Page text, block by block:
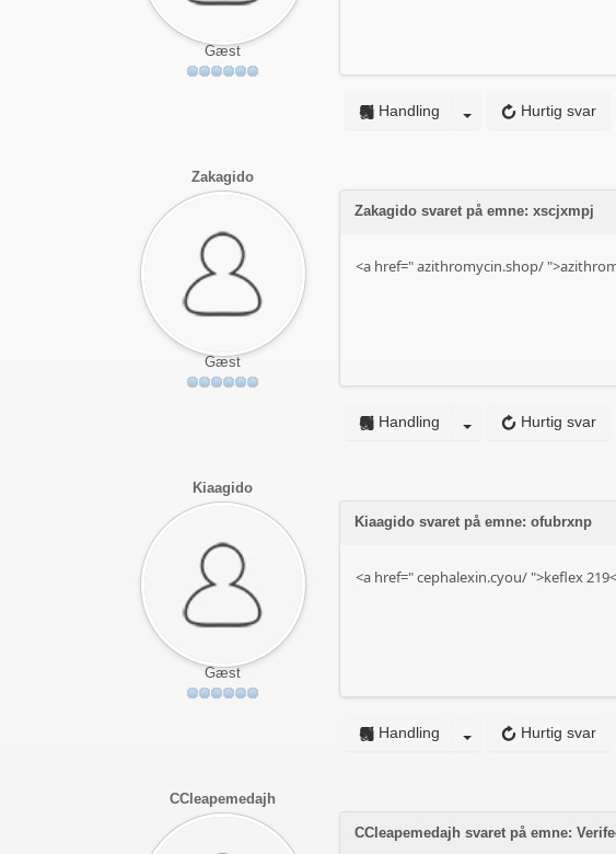
Gæst
Hurtig svar
Handling
Zakagido
Gæst
Zakagido svaret på emne: xscjxmpj
<a href="azithromycin.shop/
Hurtig svar
Handling
Kiaagido
Gæst
Kiaagido svaret på emne: ofubrxnp
<a href="cephalexin.cyou/ ">keflex
Hurtig svar
Handling
CCleapemedajh
CCleapemedajh svaret på emne: